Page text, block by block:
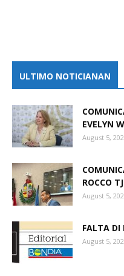
ULTIMO NOTICIANAN
EVELYN
August 5,
ROCCO
August 5,
FALTA DI
August 5,